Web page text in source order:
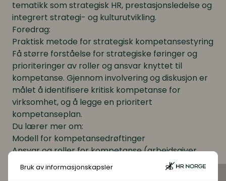
Bruk av informasjonskapsler
tematikk som strategisk HR, prestasjonsledelse og
integrert strategi- og kulturutvikling.
Foredrag:
Praktisk metode for strategisk kompetansestyring
Få større forståelse for strategiske føringer og
prioriteringer av roller og ansvar knyttet til
kompetanse. Gjennom involvering og diskusjon er
målet å identifisere kritisk kompetanse for
virksomhet, og å legge en prioritert
kompetanseplan.
Du lærer mer om:
Modell for kompetansedrøftinger
Ansvar og roller for kompetanse (arbeidsgiver,
ledere og ansatte)
Prosess for å kombinere strategiimplementering